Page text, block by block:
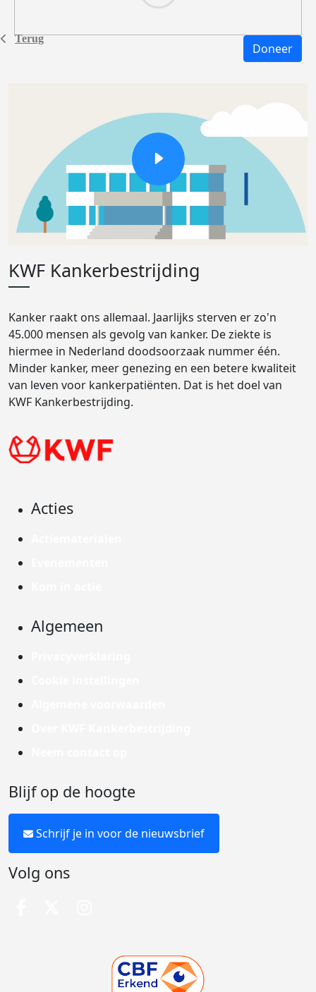
Terug
Doneer
KWF Kankerbestrijding
Kanker raakt ons allemaal. Jaarlijks sterven er zo'n
45.000 mensen als gevolg van kanker. De ziekte is
hiermee in Nederland doodsoorzaak nummer één.
Minder kanker, meer genezing en een betere kwaliteit
van leven voor kankerpatiënten. Dat is het doel van
KWF Kankerbestrijding.
Acties
Algemeen
Blijf op de hoogte
Schrijf je in voor de nieuwsbrief
Volg ons